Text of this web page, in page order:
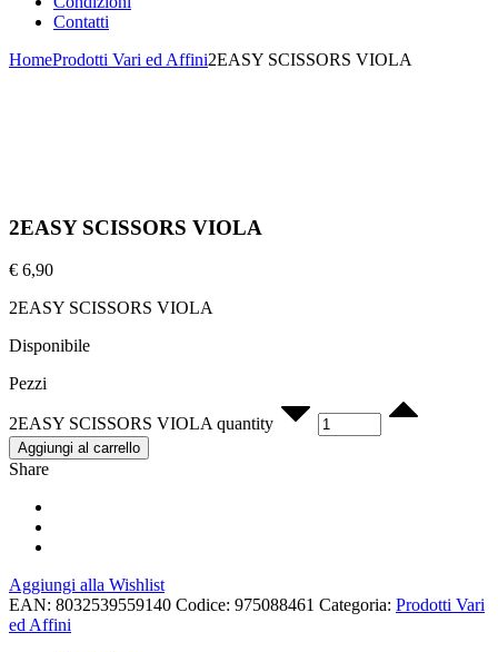
Contatti
HomeProdotti Vari ed Affini2EASY SCISSORS VIOLA
2EASY SCISSORS VIOLA
€ 6,90
2EASY SCISSORS VIOLA
Disponibile
Pezzi
2EASY SCISSORS VIOLA quantity
Aggiungi al carrello
Share
Aggiungi alla Wishlist
EAN: 8032539559140 Codice: 975088461 Categoria: Prodotti Vari
ed Affini